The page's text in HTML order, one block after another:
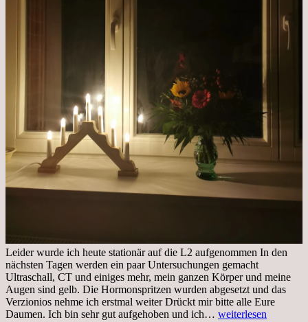
Leider wurde ich heute stationär auf die L2 aufgenommen In den
nächsten Tagen werden ein paar Untersuchungen gemacht
Ultraschall, CT und einiges mehr, mein ganzen Körper und meine
Augen sind gelb. Die Hormonspritzen wurden abgesetzt und das
Verzionios nehme ich erstmal weiter Drückt mir bitte alle Eure
Daumen. Ich bin sehr gut aufgehoben und ich… Mittwoch.
weiterlesen